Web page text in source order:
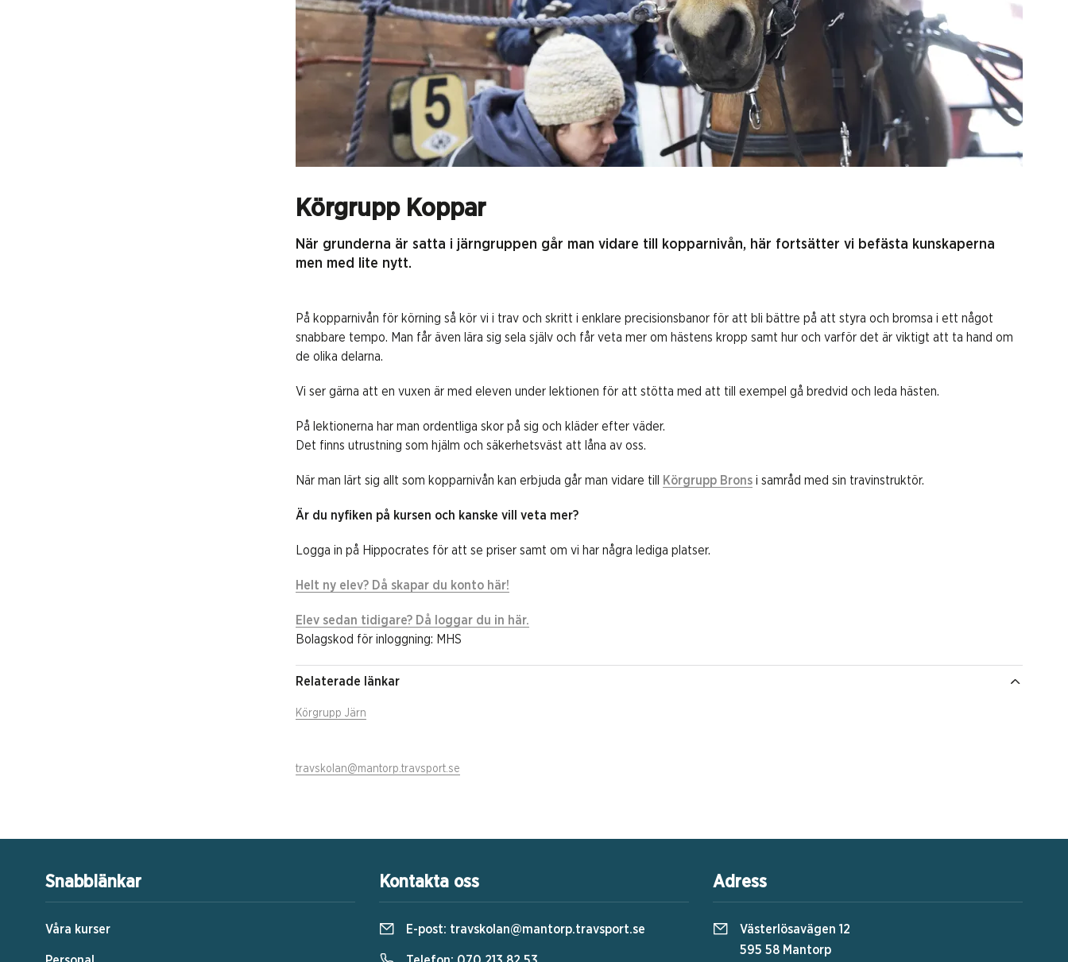
Körgrupp Koppar
När grunderna är satta i järngruppen går man vidare till kopparnivån, här fortsätter vi befästa kunskaperna
men med lite nytt.
På kopparnivån för körning så kör vi i trav och skritt i enklare precisionsbanor för att bli bättre på att styra och bromsa i ett något
snabbare tempo. Man får även lära sig sela själv och får veta mer om hästens kropp samt hur och varför det är viktigt att ta hand om
de olika delarna.
Vi ser gärna att en vuxen är med eleven under lektionen för att stötta med att till exempel gå bredvid och leda hästen.
På lektionerna har man ordentliga skor på sig och kläder efter väder.
Det finns utrustning som hjälm och säkerhetsväst att låna av oss.
När man lärt sig allt som kopparnivån kan erbjuda går man vidare till Körgrupp Brons i samråd med sin travinstruktör.
Är du nyfiken på kursen och kanske vill veta mer?
Logga in på Hippocrates för att se priser samt om vi har några lediga platser.
Helt ny elev? Då skapar du konto här!
Elev sedan tidigare? Då loggar du in här.
Bolagskod för inloggning: MHS
Relaterade länkar
Körgrupp Järn
travskolan@mantorp.travsport.se
Snabblänkar
Våra kurser
Kontakta oss
E-post: travskolan@mantorp.travsport.se
Adress
Västerlösavägen 12
595 58 Mantorp